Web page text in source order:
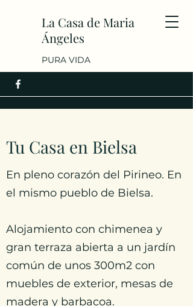
La Casa de Maria
Ángeles
PURA VIDA
Tu Casa en Bielsa
En pleno corazón del Pirineo. En
el mismo pueblo de Bielsa.
Alojamiento con chimenea y
gran terraza abierta a un jardín
común de unos 300m2 con
muebles de exterior, mesas de
madera y barbacoa.